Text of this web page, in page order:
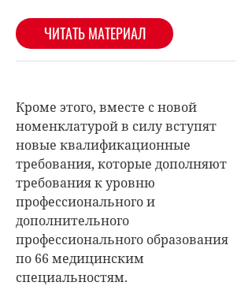
Кроме этого, вместе с новой
номенклатурой в силу вступят
новые квалификационные
требования, которые дополняют
требования к уровню
профессионального и
дополнительного
профессионального образования
по 66 медицинским
специальностям.